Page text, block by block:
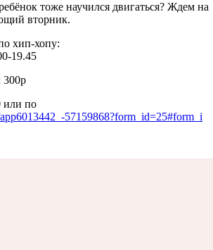
тоже научился двигаться? Ждем на
вторник.
хип-хопу:
19.45
300р
или по
57159868?form_id=25#form_i